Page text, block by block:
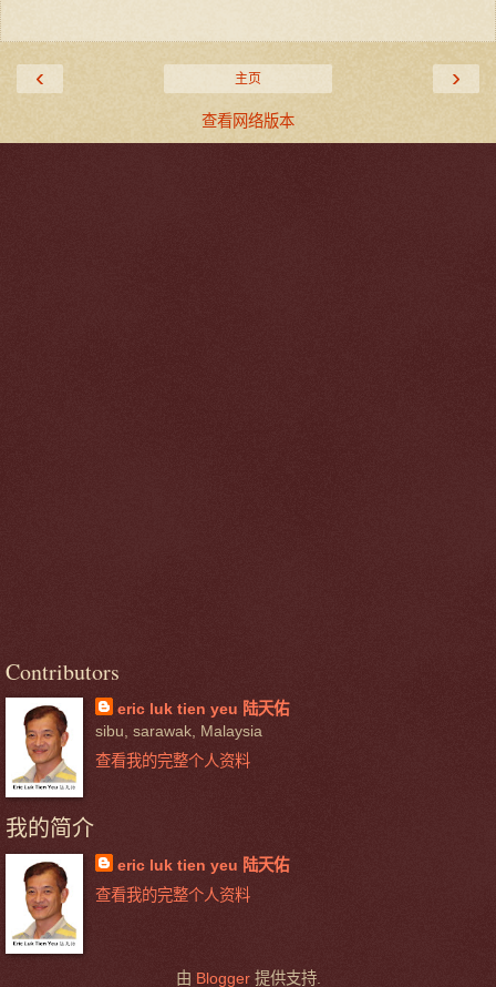
‹ ›
主页
查看网络版本
Contributors
eric luk tien yeu 陆天佑
sibu, sarawak, Malaysia
查看我的完整个人资料
我的简介
eric luk tien yeu 陆天佑
查看我的完整个人资料
由 Blogger提供支持.